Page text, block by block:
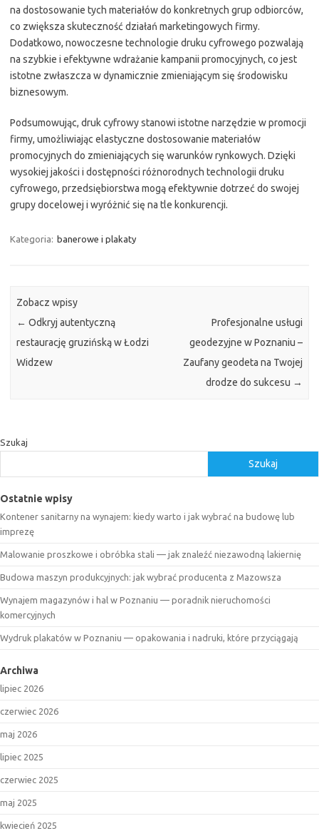
na dostosowanie tych materiałów do konkretnych grup odbiorców,
co zwiększa skuteczność działań marketingowych firmy.
Dodatkowo, nowoczesne technologie druku cyfrowego pozwalają
na szybkie i efektywne wdrażanie kampanii promocyjnych, co jest
istotne zwłaszcza w dynamicznie zmieniającym się środowisku
biznesowym.
Podsumowując, druk cyfrowy stanowi istotne narzędzie w promocji
firmy, umożliwiając elastyczne dostosowanie materiałów
promocyjnych do zmieniających się warunków rynkowych. Dzięki
wysokiej jakości i dostępności różnorodnych technologii druku
cyfrowego, przedsiębiorstwa mogą efektywnie dotrzeć do swojej
grupy docelowej i wyróżnić się na tle konkurencji.
Kategoria: banerowe i plakaty
Zobacz wpisy
← Odkryj autentyczną
restaurację gruzińską w Łodzi
Widzew
Profesjonalne usługi
geodezyjne w Poznaniu –
Zaufany geodeta na Twojej
drodze do sukcesu →
Szukaj
Szukaj
Ostatnie wpisy
Kontener sanitarny na wynajem: kiedy warto i jak wybrać na budowę lub
imprezę
Malowanie proszkowe i obróbka stali — jak znaleźć niezawodną lakiernię
Budowa maszyn produkcyjnych: jak wybrać producenta z Mazowsza
Wynajem magazynów i hal w Poznaniu — poradnik nieruchomości
komercyjnych
Wydruk plakatów w Poznaniu — opakowania i nadruki, które przyciągają
Archiwa
lipiec 2026
czerwiec 2026
maj 2026
lipiec 2025
czerwiec 2025
maj 2025
kwiecień 2025